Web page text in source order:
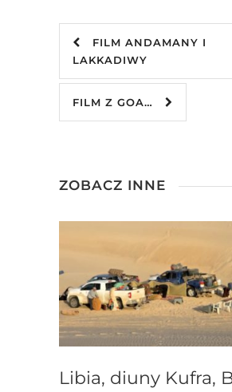
FILM ANDAMANY I
LAKKADIWY
FILM Z GOA…
ZOBACZ INNE
Libia, diuny Kufra,